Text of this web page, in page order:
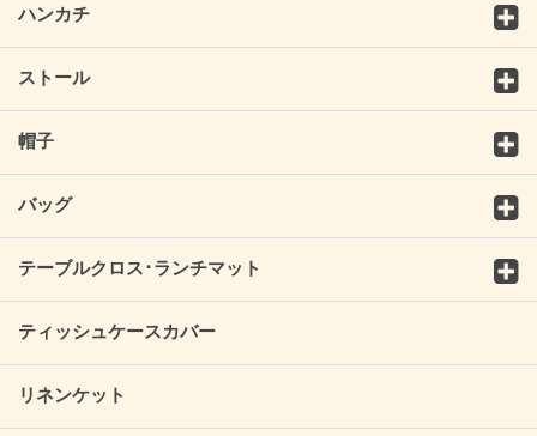
ハンカチ
ストール
帽子
バッグ
テーブルクロス･ランチマット
ティッシュケースカバー
リネンケット